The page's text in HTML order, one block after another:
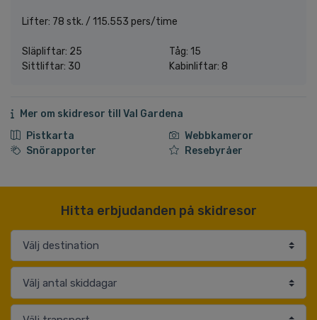
Lifter: 78 stk. / 115.553 pers/time
Släpliftar: 25
Tåg: 15
Sittliftar: 30
Kabinliftar: 8
Mer om skidresor till Val Gardena
Pistkarta
Webbkameror
Snörapporter
Resebyråer
Hitta erbjudanden på skidresor